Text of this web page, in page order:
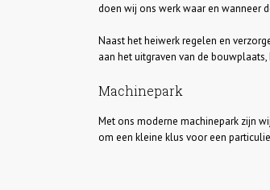
doen wij ons werk waar en wanneer
Naast het heiwerk regelen en
aan het uitgraven van de
Machinepark
Met ons moderne machinepark zijn
om een kleine klus voor een